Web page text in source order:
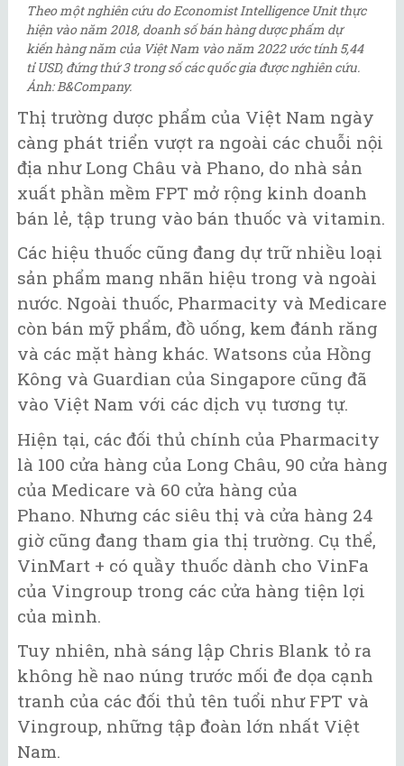
Theo một nghiên cứu do Economist Intelligence Unit thực
hiện vào năm 2018, doanh số bán hàng dược phẩm dự
kiến hàng năm của Việt Nam vào năm 2022 ước tính 5,44
tỉ USD, đứng thứ 3 trong số các quốc gia được nghiên cứu.
Ảnh: B&Company.
Thị trường dược phẩm của Việt Nam ngày
càng phát triển vượt ra ngoài các chuỗi nội
địa như Long Châu và Phano, do nhà sản
xuất phần mềm FPT mở rộng kinh doanh
bán lẻ, tập trung vào bán thuốc và vitamin.
Các hiệu thuốc cũng đang dự trữ nhiều loại
sản phẩm mang nhãn hiệu trong và ngoài
nước. Ngoài thuốc, Pharmacity và Medicare
còn bán mỹ phẩm, đồ uống, kem đánh răng
và các mặt hàng khác. Watsons của Hồng
Kông và Guardian của Singapore cũng đã
vào Việt Nam với các dịch vụ tương tự.
Hiện tại, các đối thủ chính của Pharmacity
là 100 cửa hàng của Long Châu, 90 cửa hàng
của Medicare và 60 cửa hàng của
Phano. Nhưng các siêu thị và cửa hàng 24
giờ cũng đang tham gia thị trường. Cụ thể,
VinMart + có quầy thuốc dành cho VinFa
của Vingroup trong các cửa hàng tiện lợi
của mình.
Tuy nhiên, nhà sáng lập Chris Blank tỏ ra
không hề nao núng trước mối đe dọa cạnh
tranh của các đối thủ tên tuổi như FPT và
Vingroup, những tập đoàn lớn nhất Việt
Nam.